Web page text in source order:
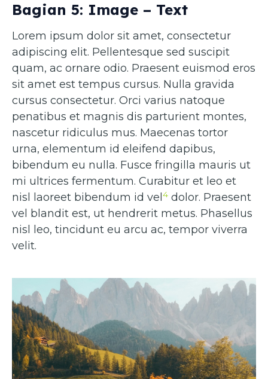
Bagian 5: Image – Text
Lorem ipsum dolor sit amet, consectetur
adipiscing elit. Pellentesque sed suscipit
quam, ac ornare odio. Praesent euismod eros
sit amet est tempus cursus. Nulla gravida
cursus consectetur. Orci varius natoque
penatibus et magnis dis parturient montes,
nascetur ridiculus mus. Maecenas tortor
urna, elementum id eleifend dapibus,
bibendum eu nulla. Fusce fringilla mauris ut
mi ultrices fermentum. Curabitur et leo et
nisl laoreet bibendum id vel4 dolor. Praesent
vel blandit est, ut hendrerit metus. Phasellus
nisl leo, tincidunt eu arcu ac, tempor viverra
velit.